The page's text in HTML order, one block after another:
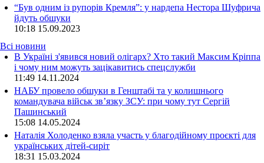
“Був одним із рупорів Кремля”: у нардепа Нестора Шуфрича
йдуть обшуки
10:18 15.09.2023
Всі новини
В Україні з'явився новий олігарх? Хто такий Максим Кріппа
і чому ним можуть зацікавитись спецслужби
11:49 14.11.2024
НАБУ провело обшуки в Генштабі та у колишнього
командувача військ зв’язку ЗСУ: при чому тут Сергій
Пашинський
15:08 14.05.2024
Наталія Холоденко взяла участь у благодійному проєкті для
українських дітей-сиріт
18:31 15.03.2024